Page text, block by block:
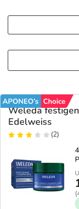
Tierapotheke
Vitamine &
Marken
Salus Deals
Weleda
Edelweiss
(2)